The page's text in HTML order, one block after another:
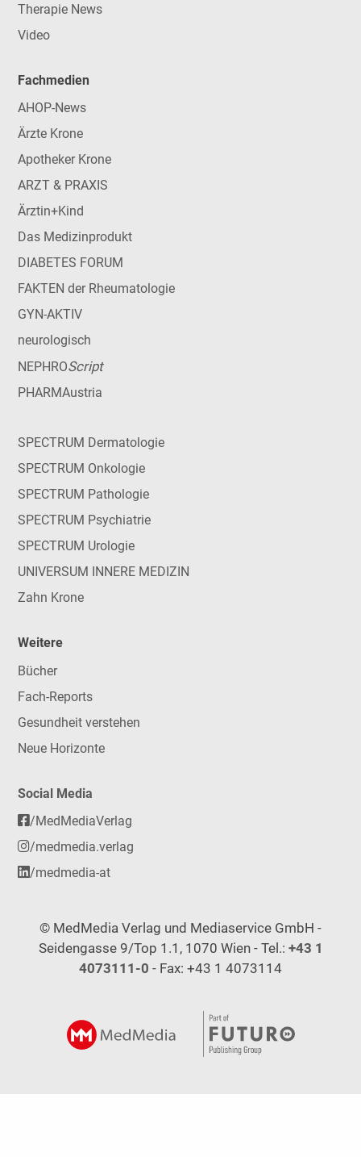
Therapie News
Video
Fachmedien
AHOP-News
Ärzte Krone
Apotheker Krone
ARZT & PRAXIS
Ärztin+Kind
Das Medizinprodukt
DIABETES FORUM
FAKTEN der Rheumatologie
GYN-AKTIV
neurologisch
NEPHROScript
PHARMAustria
SPECTRUM Dermatologie
SPECTRUM Onkologie
SPECTRUM Pathologie
SPECTRUM Psychiatrie
SPECTRUM Urologie
UNIVERSUM INNERE MEDIZIN
Zahn Krone
Weitere
Bücher
Fach-Reports
Gesundheit verstehen
Neue Horizonte
Social Media
/MedMediaVerlag
/medmedia.verlag
/medmedia-at
© MedMedia Verlag und Mediaservice GmbH -
Seidengasse 9/Top 1.1, 1070 Wien - Tel.: +43 1
4073111-0 - Fax: +43 1 4073114